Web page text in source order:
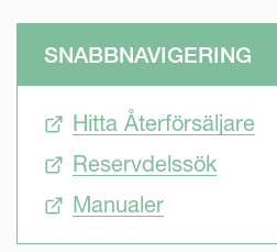
SNABBNAVIGERING
Hitta Återförsäljare
Reservdelssök
Manualer